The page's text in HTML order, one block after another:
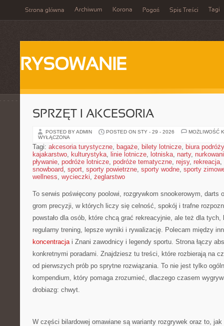
Strona główna Archiwum Korona Pogoń Spis Treści Tagi
RYSOWANIE
SPRZĘT I AKCESORIA
POSTED BY ADMIN POSTED ON STY - 29 - 2026
MOŻLIWOŚĆ
WYŁĄCZONA
Tagi: akcesoria turystyczne, bagaże, bilety lotnicze, biura podróży
kajakarstwo, kulturystyka, linie lotnicze, lotniska, narty,
pływanie, podróże lotnicze, podróże tematyczne, rejsy, rekreacja,
snowboard, sport, sporty powietrzne, sporty wodne, sporty
wellness, wycieczki, żeglarstwo
To serwis poświęcony poolowi, rozgrywkom snookerowym, darts
grom precyzji, w których liczy się celność, spokój i trafne
powstało dla osób, które chcą grać rekreacyjnie, ale też dla
regularny trening, lepsze wyniki i rywalizację. Polecam między
koncentracjai Znani zawodnicy i legendy sportu. Strona łączy
konkretnymi poradami. Znajdziesz tu treści, które rozbierają na
od pierwszych prób po sprytne rozwiązania. To nie jest tylko
kompendium, który pomaga zrozumieć, dlaczego czasem
drobiazg: chwyt.
W części bilardowej omawiane są warianty rozgrywek oraz to,